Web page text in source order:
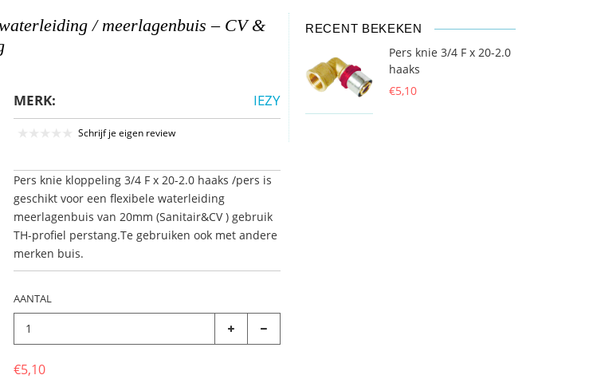
/ meerlagenbuis – CV &
MERK: IEZY
Schrijf je eigen review
Pers knie kloppeling 3/4 F x 20-2.0 haaks /pers is
geschikt voor een flexibele waterleiding
meerlagenbuis van 20mm (Sanitair&CV ) gebruik
TH-profiel perstang.Te gebruiken ook met andere
merken buis.
AANTAL
€5,10
RECENT BEKEKEN
Pers knie 3/4 F x 20-2.0
haaks
€5,10